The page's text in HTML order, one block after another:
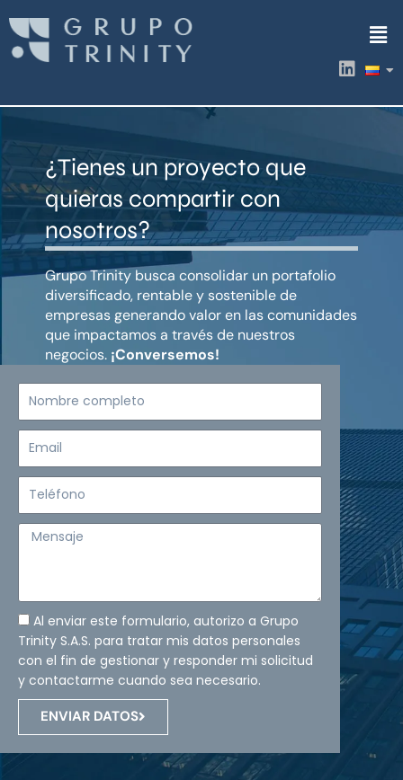
contenido
L
i
k
i
¿Tienes un proyecto que
quieras compartir con
nosotros?
Grupo Trinity busca consolidar un portafolio
diversificado, rentable y sostenible de
empresas generando valor en las comunidades
que impactamos a través de nuestros
negocios. ¡Conversemos!
Mensaje
Al enviar este formulario, autorizo a Grupo
Trinity S.A.S. para tratar mis datos personales
con el fin de gestionar y responder mi solicitud
y contactarme cuando sea necesario.
ENVIAR DATOS